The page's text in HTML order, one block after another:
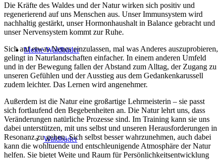
Meine Waldbäder
Waldbäder
Die Kräfte des Waldes und der Natur wirken sich positiv und
regenerierend auf uns Menschen aus. Unser Immunsystem wird
nachhaltig gestärkt, unser Hormonhaushalt in Balance gebracht und
unser Nervensystem kommt zur Ruhe.
Sich auf etwas Neues einzulassen, mal was Anderes auszuprobieren,
gelingt in Naturlandschaften einfacher. In einem anderen Umfeld
und in der Bewegung fallen der Abstand zum Alltag, der Zugang zu
unseren Gefühlen und der Ausstieg aus dem Gedankenkarussell
zudem leichter. Das Lernen wird angenehmer.
Außerdem ist die Natur eine großartige Lehrmeisterin – sie passt
sich fortlaufend den Begebenheiten an. Die Natur lehrt uns, dass
Veränderungen natürliche Prozesse sind. Im Training kann sie uns
dabei unterstützen, mit uns selbst und unseren Herausforderungen in
Resonanz zu gehen. Sich selbst besser wahrzunehmen, auch dabei
kann die wohltuende und entschleunigende Atmosphäre der Natur
helfen. Sie bietet Weite und Raum für Persönlichkeitsentwicklung